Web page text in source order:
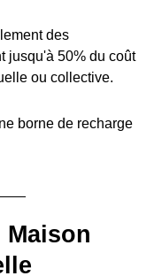
des
jusqu'à 50% du coût
ou collective.
borne de recharge